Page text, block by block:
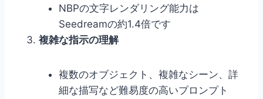
NBPの文字レンダリング能力は
Seedreamの約1.4倍です
複雑な指示の理解
複数のオブジェクト、複雑なシーン、詳
細な描写など難易度の高いプロンプト